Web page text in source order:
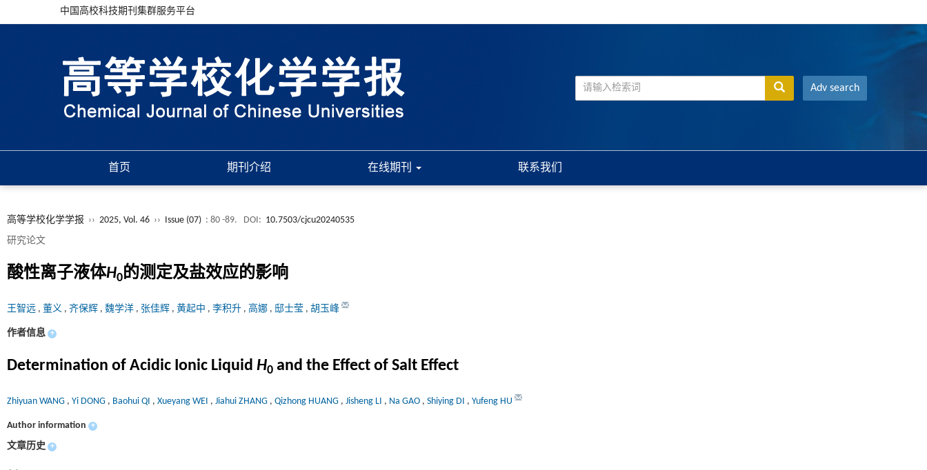
中国高校科技期刊集群服务平台
Adv search
首页 期刊介绍 在线期刊 联系我们
高等学校化学学报 ›› 2025, Vol. 46 ›› Issue (07) : 80 -89. DOI: 10.7503/cjcu20240535
研究论文
酸性离子液体H0 的测定及盐效应的影响
王智远 , 董义 , 齐保辉 , 魏学洋 , 张佳辉 , 黄起中 , 李积升 , 高娜 , 邸士莹 , 胡玉峰
作者信息 +
Determination of Acidic Ionic Liquid H0 and the Effect of Salt Effect
Zhiyuan WANG , Yi DONG , Baohui QI , Xueyang WEI , Jiahui ZHANG , Qizhong HUANG , Jisheng LI , Na GAO , Shiying DI , Yufeng HU
Author information +
文章历史 +